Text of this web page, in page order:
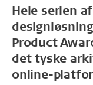
Hele serien
Product
det tyske
online-